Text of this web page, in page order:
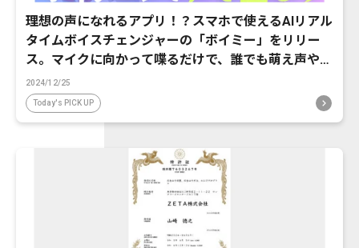
理想の声になれるアプリ！？スマホで使えるAIリアル
タイムボイスチェンジャーの「ボイミー」をリリー
ス。マイクに向かって喋るだけで、誰でも萌え声やイ
ケボ風に音声変換が可能に。
2024/12/25
Today's PICK UP